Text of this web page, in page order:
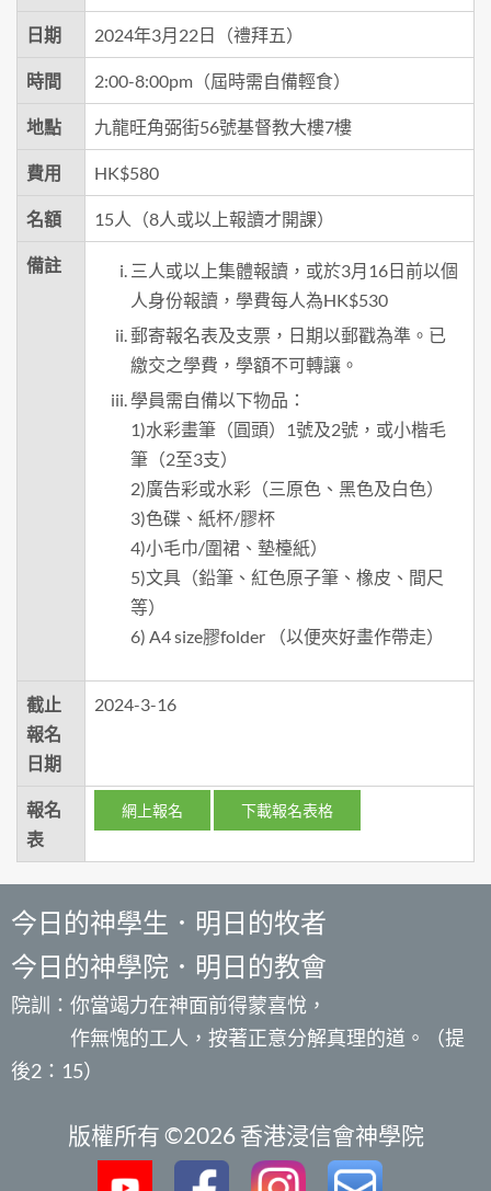
日期 2024年3月22日（禮拜五）
時間 2:00-8:00pm（屆時需自備輕食）
地點 九龍旺角弼街56號基督教大樓7樓
費用 HK$580
名額 15人（8人或以上報讀才開課）
備註
三人或以上集體報讀，或於3月16日前以個
人身份報讀，學費每人為HK$530
郵寄報名表及支票，日期以郵戳為準。已
繳交之學費，學額不可轉讓。
學員需自備以下物品：
1)水彩畫筆（圓頭）1號及2號，或小楷毛
筆（2至3支）
2)廣告彩或水彩（三原色、黑色及白色）
3)色碟、紙杯/膠杯
4)小毛巾/圍裙、墊檯紙）
5)文具（鉛筆、紅色原子筆、橡皮、間尺
等）
6) A4 size膠folder （以便夾好畫作帶走）
截止
報名
日期
2024-3-16
報名
表
網上報名 下載報名表格
今日的神學生．明日的牧者
今日的神學院．明日的教會
院訓：你當竭力在神面前得蒙喜悅，
作無愧的工人，按著正意分解真理的道。（提
後2：15）
版權所有 ©2026 香港浸信會神學院